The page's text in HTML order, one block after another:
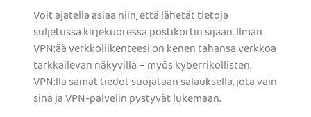
Voit ajatella asiaa niin, että lähetät tietoja
suljetussa kirjekuoressa postikortin sijaan. Ilman
VPN:ää verkkoliikenteesi on kenen tahansa verkkoa
tarkkailevan näkyvillä – myös kyberrikollisten.
VPN:llä samat tiedot suojataan salauksella, jota vain
sinä ja VPN-palvelin pystyvät lukemaan.